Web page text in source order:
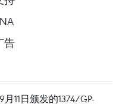
告
11日颁发的1374/GP-